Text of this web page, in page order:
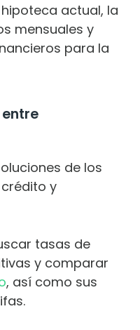
actual, la
mensuales y
para la
de los
y
tasas de
y comparar
, así como sus